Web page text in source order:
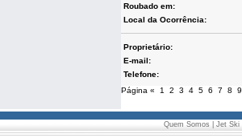
Roubado em:
Local da Ocorrência:
Proprietário:
E-mail:
Telefone:
Página « 1 2 3 4 5 6 7 8 9
Quem Somos Jet Ski